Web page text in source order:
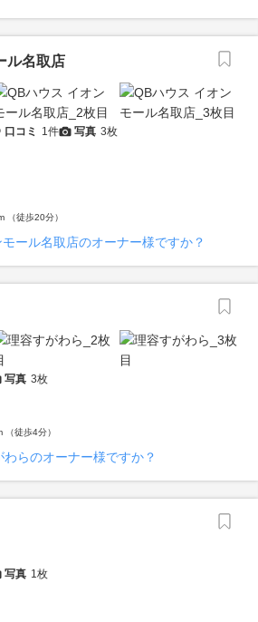
ル名取店
口コミ 1件 写真 3枚
（徒歩20分）
ール名取店のオーナー様ですか？
写真 3枚
徒歩4分）
わらのオーナー様ですか？
写真 1枚